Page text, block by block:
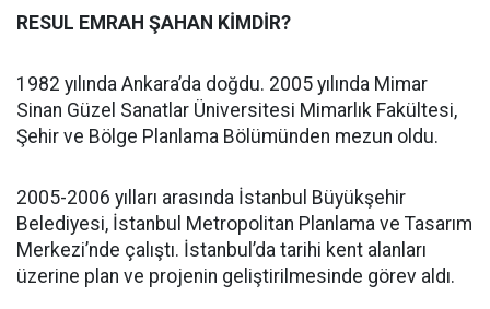
RESUL EMRAH ŞAHAN KİMDİR?
1982 yılında Ankara’da doğdu. 2005 yılında Mimar
Sinan Güzel Sanatlar Üniversitesi Mimarlık Fakültesi,
Şehir ve Bölge Planlama Bölümünden mezun oldu.
2005-2006 yılları arasında İstanbul Büyükşehir
Belediyesi, İstanbul Metropolitan Planlama ve Tasarım
Merkezi’nde çalıştı. İstanbul’da tarihi kent alanları
üzerine plan ve projenin geliştirilmesinde görev aldı.